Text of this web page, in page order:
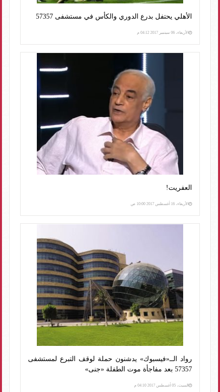
الأهلي يحتفل بدرع الدوري والكأس في مستشفى 57357
الأربعاء، 06 سبتمبر 2017 04:12 م
العفريت!
الأربعاء، 16 أغسطس 2017 10:00 ص
رواد الــ«فيسبوك» يدشنون حملة لوقف التبرع لمستشفى
57357 بعد مفاجأة موت الطفلة «جنى»
السبت، 05 أغسطس 2017 04:10 م